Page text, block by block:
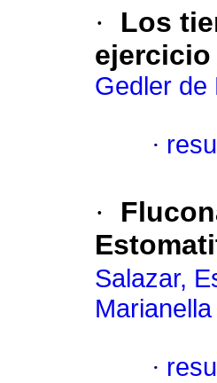
·
Los
Gedler de
·
·
Salazar,
Marianella
·